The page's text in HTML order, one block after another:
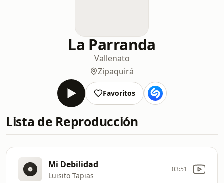
La Parranda
Vallenato
Zipaquirá
Favoritos
Lista de Reproducción
Mi Debilidad
Luisito Tapias
03:51